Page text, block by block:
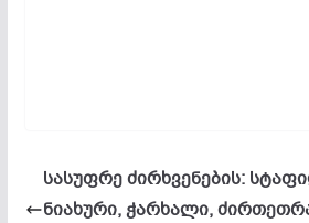
სასუფრე ძირხვენების:
ნიახური, ჭარხალი,